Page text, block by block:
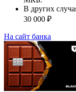
В других
30 000 ₽
На сайт банка